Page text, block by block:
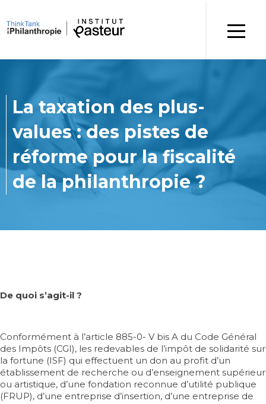
La taxation des plus-
values : des pistes de
réforme pour la fiscalité
de la philanthropie ?
De quoi s’agit-il ?
Conformément à l’article 885-0- V bis A du Code Général
des Impôts (CGI), les redevables de l’impôt de solidarité sur
la fortune (ISF) qui effectuent un don au profit d’un
établissement de recherche ou d’enseignement supérieur
ou artistique, d’une fondation reconnue d’utilité publique
(FRUP), d’une entreprise d’insertion, d’une entreprise de